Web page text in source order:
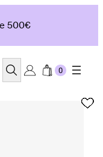
500€
Recherche